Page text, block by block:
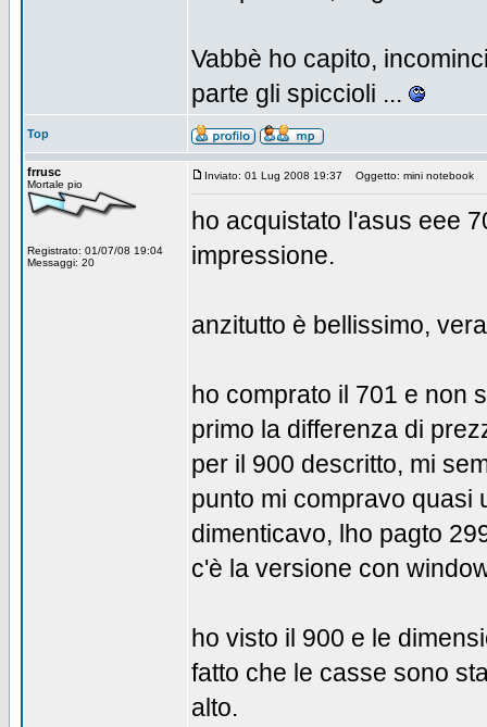
Vabbè ho capito,
parte gli spiccioli ...
Top
frrusc
Mortale pio
Registrato: 01/07/08 19:04
Messaggi: 20
Inviato: 01 Lug 2008 19:37 Oggetto: mini notebook
ho acquistato l'asus eee
impressione.
anzitutto è bellissimo,
ho comprato il 701 e non
primo la differenza di
per il 900 descritto, mi
punto mi compravo quasi
dimenticavo, lho pagto
c'è la versione con
ho visto il 900 e le
fatto che le casse sono
alto.